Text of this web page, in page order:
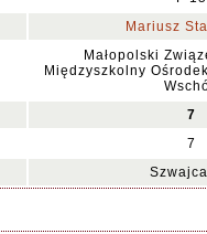
Mariusz
Małopolski
Międzyszkolny
7
7